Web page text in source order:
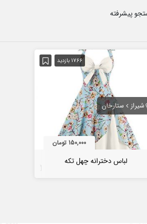
پیشرفته
1766 بازدید
شیراز ستارخان
150,000 تومان
لباس دخترانه چهل تکه